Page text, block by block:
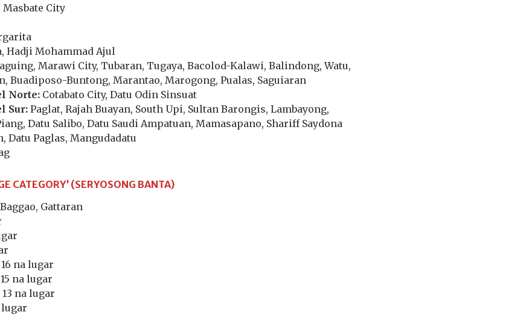
Masbate City
Hadji Mohammad Ajul
Marawi City, Tubaran, Tugaya, Bacolod-Kalawi, Balindong, Watu,
Buadiposo-Buntong, Marantao, Marogong, Pualas, Saguiaran
Norte: Cotabato City, Datu Odin Sinsuat
Sur: Paglat, Rajah Buayan, South Upi, Sultan Barongis, Lambayong,
Datu Salibo, Datu Saudi Ampatuan, Mamasapano, Shariff Saydona
Datu Paglas, Mangudadatu
CATEGORY’ (SERYOSONG BANTA)
Gattaran
16 na lugar
15 na lugar
13 na lugar
lugar